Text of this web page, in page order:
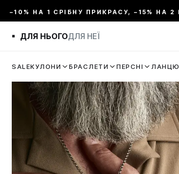
–10% НА 1 СРІБНУ ПРИКРАСУ, –15% НА
ДЛЯ НЬОГОДЛЯ НЕЇ
SALEКУЛОНИ БРАСЛЕТИ ПЕРСНІ